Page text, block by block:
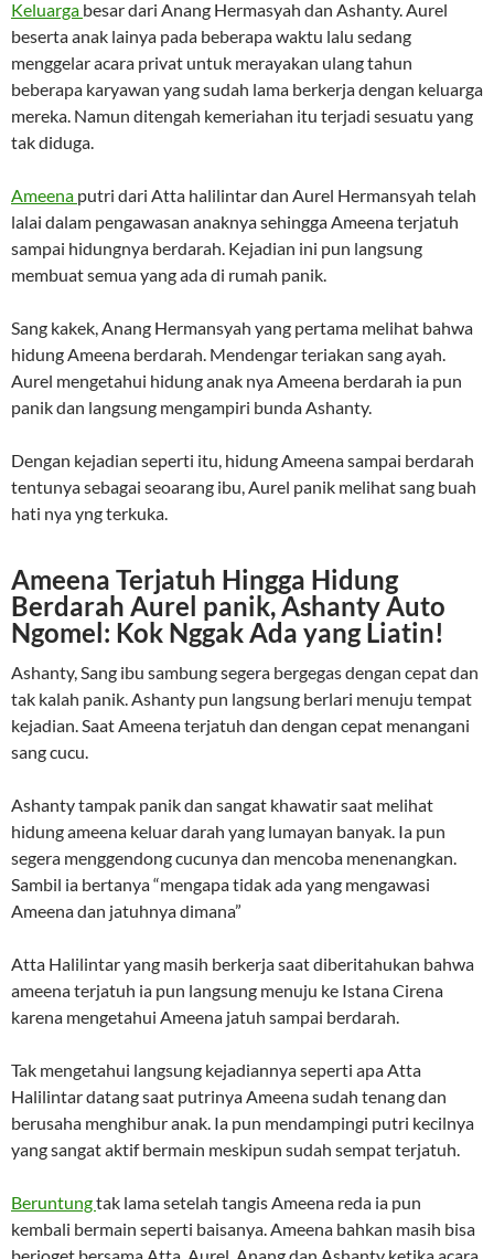
Keluarga besar dari Anang Hermasyah dan Ashanty. Aurel
beserta anak lainya pada beberapa waktu lalu sedang
menggelar acara privat untuk merayakan ulang tahun
beberapa karyawan yang sudah lama berkerja dengan keluarga
mereka. Namun ditengah kemeriahan itu terjadi sesuatu yang
tak diduga.
Ameena putri dari Atta halilintar dan Aurel Hermansyah telah
lalai dalam pengawasan anaknya sehingga Ameena terjatuh
sampai hidungnya berdarah. Kejadian ini pun langsung
membuat semua yang ada di rumah panik.
Sang kakek, Anang Hermansyah yang pertama melihat bahwa
hidung Ameena berdarah. Mendengar teriakan sang ayah.
Aurel mengetahui hidung anak nya Ameena berdarah ia pun
panik dan langsung mengampiri bunda Ashanty.
Dengan kejadian seperti itu, hidung Ameena sampai berdarah
tentunya sebagai seoarang ibu, Aurel panik melihat sang buah
hati nya yng terkuka.
Ameena Terjatuh Hingga Hidung
Berdarah Aurel panik, Ashanty Auto
Ngomel: Kok Nggak Ada yang Liatin!
Ashanty, Sang ibu sambung segera bergegas dengan cepat dan
tak kalah panik. Ashanty pun langsung berlari menuju tempat
kejadian. Saat Ameena terjatuh dan dengan cepat menangani
sang cucu.
Ashanty tampak panik dan sangat khawatir saat melihat
hidung ameena keluar darah yang lumayan banyak. Ia pun
segera menggendong cucunya dan mencoba menenangkan.
Sambil ia bertanya “mengapa tidak ada yang mengawasi
Ameena dan jatuhnya dimana”
Atta Halilintar yang masih berkerja saat diberitahukan bahwa
ameena terjatuh ia pun langsung menuju ke Istana Cirena
karena mengetahui Ameena jatuh sampai berdarah.
Tak mengetahui langsung kejadiannya seperti apa Atta
Halilintar datang saat putrinya Ameena sudah tenang dan
berusaha menghibur anak. Ia pun mendampingi putri kecilnya
yang sangat aktif bermain meskipun sudah sempat terjatuh.
Beruntungtak lama setelah tangis Ameena reda ia pun
kembali bermain seperti baisanya. Ameena bahkan masih bisa